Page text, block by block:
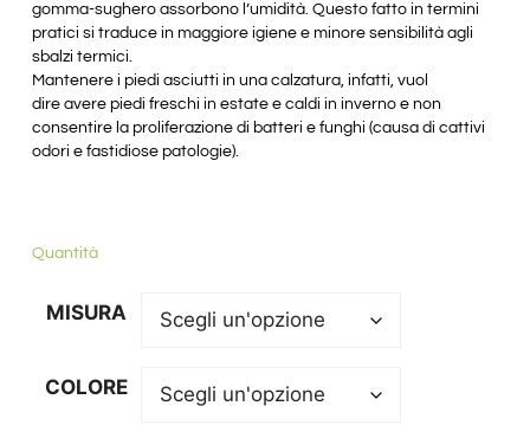
gomma-sughero assorbono l’umidità. Questo fatto in termini
pratici si traduce in maggiore igiene e minore sensibilità agli
sbalzi termici.
Mantenere i piedi asciutti in una calzatura, infatti, vuol
dire avere piedi freschi in estate e caldi in inverno e non
consentire la proliferazione di batteri e funghi (causa di cattivi
odori e fastidiose patologie).
Quantità
MISURA
COLORE